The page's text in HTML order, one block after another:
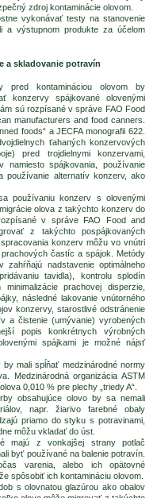
zdroj kontaminácie olovom.
vykonávať testy na stanovenie
a výstupnom produkte za účelom
a skladovanie potravín
pred kontamináciou olovom by
konzervy spájkované olovenými
sú rozpísané v správe FAO Food
manufacturers and food canners.
foods“ a JECFA monografii 622.
ťahaných konzervových
pred trojdielnymi konzervami,
namiesto spájkovania, používanie
používanie alternatív konzerv, ako
používaniu konzerv s olovenými
olova z takýchto konzerv do
v správe FAO Food and
z takýchto pospájkovaných
konzerv môžu vo vnútri
častíc a spájok. Metódy
nadstavenie optimálneho
tavidla), kontrolu splodín
prachovej disperzie,
následné lakovanie vnútorného
konzervy, starostlivé odstránenie
a čistenie (umývanie) vyrobených
popis konkrétnych výrobných
spájkami je možné nájsť
mali spĺňať medzinárodné normy
Medzinárodná organizácia ASTM
0,010 % pre plechy „triedy A“.
obsahujúce olovo by sa nemali
napr. žiarivo farebné obaly
priamo do styku s potravinami,
môžu vkladať do úst.
majú z vonkajšej strany potlač
byť používané na balenie potravín.
varenia, alebo ich opätovné
spôsobiť ich kontamináciu olovom.
s olovnatou glazúrou ako obalov